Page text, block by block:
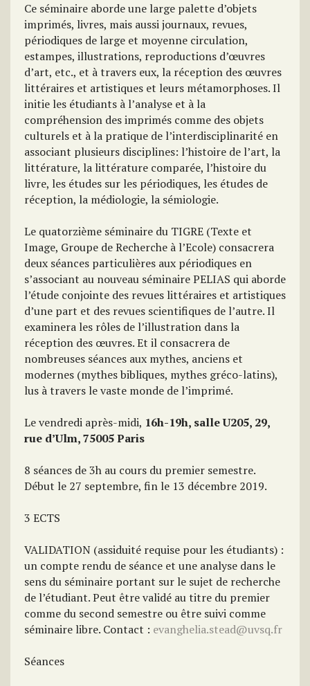
Ce séminaire aborde une large palette d’objets
imprimés, livres, mais aussi journaux, revues,
périodiques de large et moyenne circulation,
estampes, illustrations, reproductions d’œuvres
d’art, etc., et à travers eux, la réception des œuvres
littéraires et artistiques et leurs métamorphoses. Il
initie les étudiants à l’analyse et à la
compréhension des imprimés comme des objets
culturels et à la pratique de l’interdisciplinarité en
associant plusieurs disciplines: l’histoire de l’art, la
littérature, la littérature comparée, l’histoire du
livre, les études sur les périodiques, les études de
réception, la médiologie, la sémiologie.
Le quatorzième séminaire du TIGRE (Texte et
Image, Groupe de Recherche à l’Ecole) consacrera
deux séances particulières aux périodiques en
s’associant au nouveau séminaire PELIAS qui aborde
l’étude conjointe des revues littéraires et artistiques
d’une part et des revues scientifiques de l’autre. Il
examinera les rôles de l’illustration dans la
réception des œuvres. Et il consacrera de
nombreuses séances aux mythes, anciens et
modernes (mythes bibliques, mythes gréco-latins),
lus à travers le vaste monde de l’imprimé.
Le vendredi après-midi, 16h-19h, salle U205, 29,
rue d’Ulm, 75005 Paris
8 séances de 3h au cours du premier semestre.
Début le 27 septembre, fin le 13 décembre 2019.
3 ECTS
VALIDATION (assiduité requise pour les étudiants) :
un compte rendu de séance et une analyse dans le
sens du séminaire portant sur le sujet de recherche
de l’étudiant. Peut être validé au titre du premier
comme du second semestre ou être suivi comme
séminaire libre. Contact : evanghelia.stead@uvsq.fr
Séances